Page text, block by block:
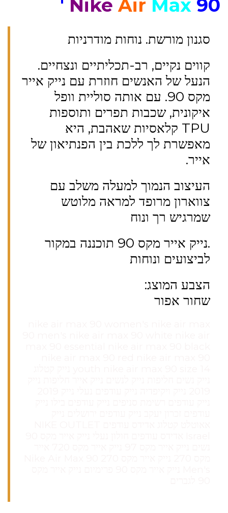
Nike Air Max 90 '
סגנון מורשת. נוחות מודרניות
קווים נקיים, רב-תכליתיים ונצחיים.
הנעל של האנשים חוזרת עם נייק אייר
מקס 90. עם אותה סוליית וופל
איקונית, שכבות תפרים ותוספות
TPU קלאסיות שאהבת, היא
מאפשרת לך ללכת בין הפנתיאון של
אייר.
העיצוב הנמוך למעלה משלב עם
צווארון מרופד למראה מלוטש
שמרגיש רך ונוח
.נייק אייר מקס 90 תוכננה במקור
לביצועים ונוחות
הצבע המוצג:
שחור אפור